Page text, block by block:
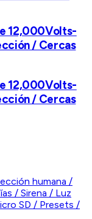
12,000Volts-
/ Cercas
12,000Volts-
/ Cercas